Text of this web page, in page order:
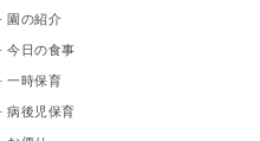
園の紹介
今日の食事
一時保育
病後児保育